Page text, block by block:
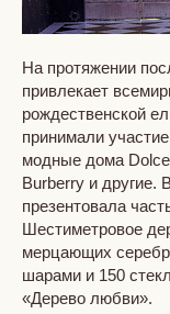
На протяжении
привлекает
рождественской
принимали
модные дома
Burberry и другие.
презентовала
Шестиметровое
мерцающих
шарами и 150
«Дерево любви».